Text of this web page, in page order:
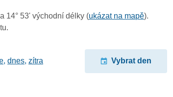
14° 53' východní délky (ukázat na mapě).
,dnes,zítra Vybrat den